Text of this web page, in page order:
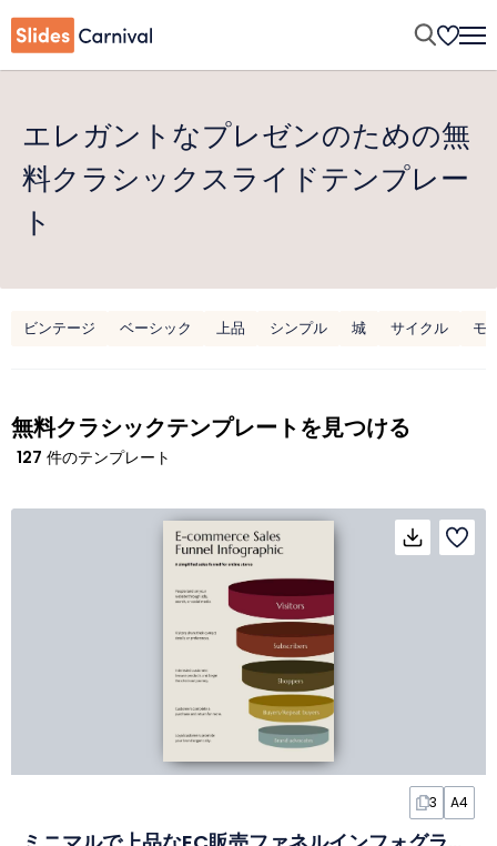
エレガントなプレゼンのための無
料クラシックスライドテンプレー
ト
ビンテージ ベーシック 上品 シンプル 城 サイクル モ
無料クラシックテンプレートを見つける
127 件のテンプレート
3 A4